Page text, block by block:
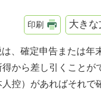
印刷 大きな
、確定申告または年
から差し引くことが
控）があればそれで